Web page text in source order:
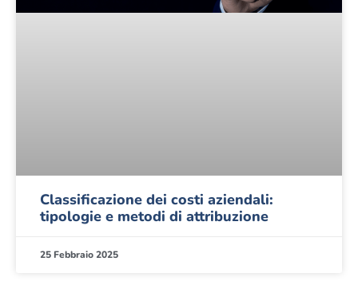
Classificazione dei costi aziendali:
tipologie e metodi di attribuzione
25 Febbraio 2025